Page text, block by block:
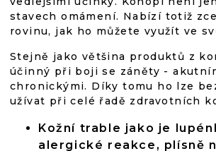
stavech omámení. Nabízí totiž
rovinu, jak ho můžete využít ve
Stejně jako většina produktů z
účinný při boji se záněty -
chronickými. Díky tomu ho lze
užívat při celé řadě zdravotních
Kožní trable jako je
alergické reakce, plísně